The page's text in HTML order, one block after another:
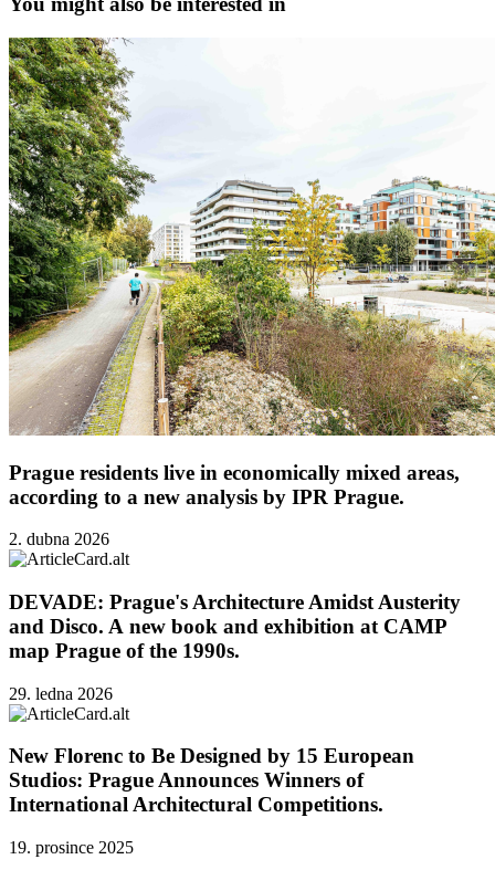
Prague residents live in economically mixed areas,
according to a new analysis by IPR Prague.
2. dubna 2026
DEVADE: Prague's Architecture Amidst Austerity
and Disco. A new book and exhibition at CAMP
map Prague of the 1990s.
29. ledna 2026
New Florenc to Be Designed by 15 European
Studios: Prague Announces Winners of
International Architectural Competitions.
19. prosince 2025